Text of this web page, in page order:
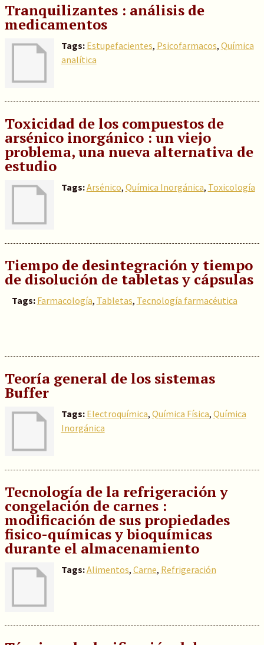
Tranquilizantes : análisis de
medicamentos
Tags: Estupefacientes, Psicofarmacos, Química
analítica
Toxicidad de los compuestos de
arsénico inorgánico : un viejo
problema, una nueva alternativa de
estudio
Tags:Arsénico, Química Inorgánica, Toxicología
Tiempo de desintegración y tiempo
de disolución de tabletas y cápsulas
Tags: Farmacología, Tabletas, Tecnología farmacéutica
Teoría general de los sistemas
Buffer
Tags: Electroquímica, Química Física, Química
Inorgánica
Tecnología de la refrigeración y
congelación de carnes :
modificación de sus propiedades
fisico-químicas y bioquímicas
durante el almacenamiento
Tags:Alimentos, Carne, Refrigeración